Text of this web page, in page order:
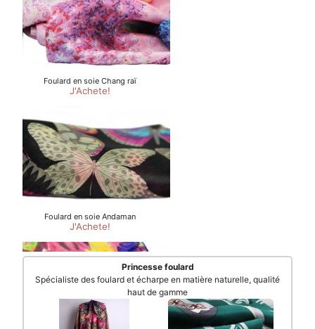
Princesse foulard
Spécialiste des foulard et écharpe en matière naturelle, qualité
haut de gamme